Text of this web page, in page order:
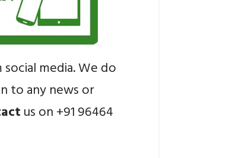
media. We do
to any news or
us on +91 96464